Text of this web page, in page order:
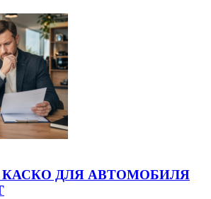
КАСКО ДЛЯ АВТОМОБИЛЯ